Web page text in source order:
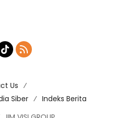
Us
Siber
Indeks Berita